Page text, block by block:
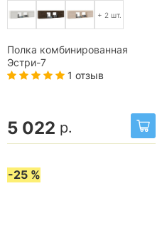
+ 2 шт.
Полка комбинированная
Эстри-7
1 отзыв
5 022 р.
-25 %